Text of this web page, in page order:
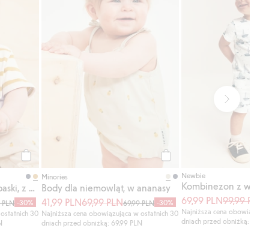
Kup
Body dla niemowląt, w paski, z krótkimi rękawami
PLN -30%
30
Kup
Minories
Body dla niemowląt, w ananasy
41,99 PLN69,99 PLN69,99 PLN -30%
Najniższa cena obowiązująca w ostatnich 30
dniach przed obniżką: 69,99 PLN
Newbie
69,99 PLN99,99 PLN
Najniższa cena
dniach przed obniżką: 99,99